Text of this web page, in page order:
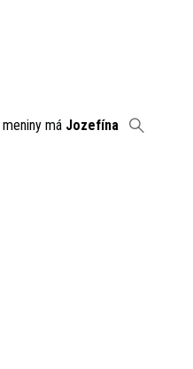
meniny má Jozefína